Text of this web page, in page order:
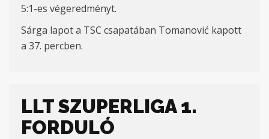
5:1-es végeredményt.
Sárga lapot a TSC csapatában Tomanović kapott
a 37. percben.
LLT SZUPERLIGA 1.
FORDULÓ